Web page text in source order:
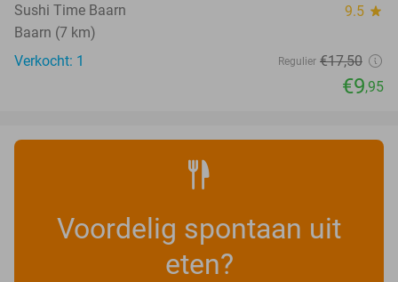
Sushi Time Baarn 9.5 star
Baarn (7 km)
Verkocht: 1
Regulier €17,50
€9,95
Voordelig spontaan uit
eten?